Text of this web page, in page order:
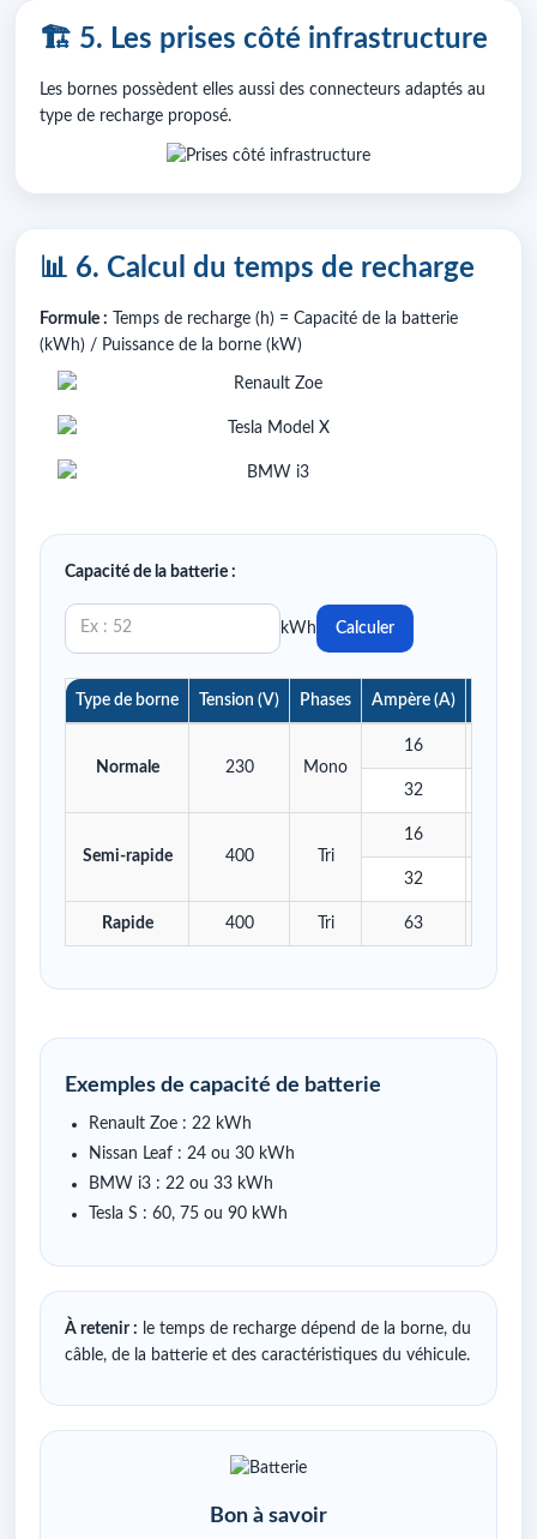
🏗️ 5. Les prises côté infrastructure
Les bornes possèdent elles aussi des connecteurs adaptés au
type de recharge proposé.
📊 6. Calcul du temps de recharge
Formule : Temps de recharge (h) = Capacité de la batterie
(kWh) / Puissance de la borne (kW)
Capacité de la batterie :
kWh Calculer
Type de borne Tension (V) Phases Ampère (A)
Normale 230 Mono
16
32
Semi-rapide 400 Tri
16
32
Rapide 400 Tri 63
Exemples de capacité de batterie
Renault Zoe : 22 kWh
Nissan Leaf : 24 ou 30 kWh
BMW i3 : 22 ou 33 kWh
Tesla S : 60, 75 ou 90 kWh
À retenir : le temps de recharge dépend de la borne, du
câble, de la batterie et des caractéristiques du véhicule.
Bon à savoir